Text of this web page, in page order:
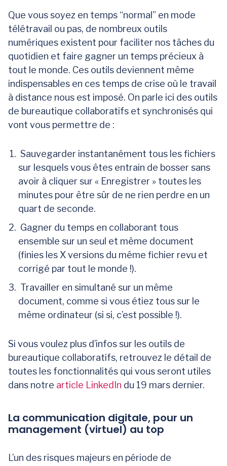
Que vous soyez en temps “normal” en mode
télétravail ou pas, de nombreux outils
numériques existent pour faciliter nos tâches du
quotidien et faire gagner un temps précieux à
tout le monde. Ces outils deviennent même
indispensables en ces temps de crise où le travail
à distance nous est imposé. On parle ici des outils
de bureautique collaboratifs et synchronisés qui
vont vous permettre de :
Sauvegarder instantanément tous les fichiers
sur lesquels vous êtes entrain de bosser sans
avoir à cliquer sur « Enregistrer » toutes les
minutes pour être sûr de ne rien perdre en un
quart de seconde.
Gagner du temps en collaborant tous
ensemble sur un seul et même document
(finies les X versions du même fichier revu et
corrigé par tout le monde !).
Travailler en simultané sur un même
document, comme si vous étiez tous sur le
même ordinateur (si si, c’est possible !).
Si vous voulez plus d’infos sur les outils de
bureautique collaboratifs, retrouvez le détail de
toutes les fonctionnalités qui vous seront utiles
dans notre article LinkedIn du 19 mars dernier.
La communication digitale, pour un
management (virtuel) au top
L’un des risques majeurs en période de